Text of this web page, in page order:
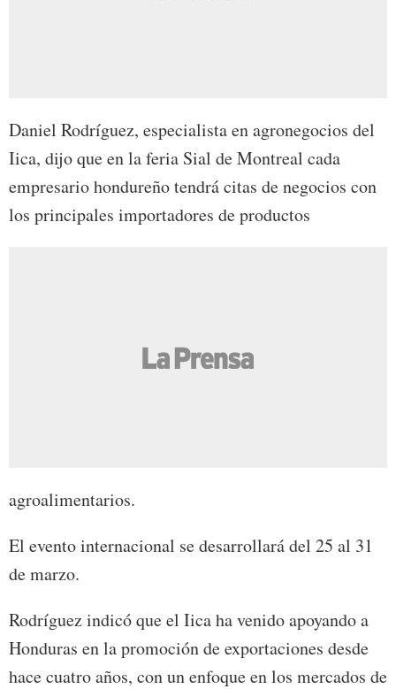
Daniel Rodríguez, especialista en agronegocios del
Iica, dijo que en la feria Sial de Montreal cada
empresario hondureño tendrá citas de negocios con
los principales importadores de productos
agroalimentarios.
El evento internacional se desarrollará del 25 al 31
de marzo.
Rodríguez indicó que el Iica ha venido apoyando a
Honduras en la promoción de exportaciones desde
hace cuatro años, con un enfoque en los mercados de